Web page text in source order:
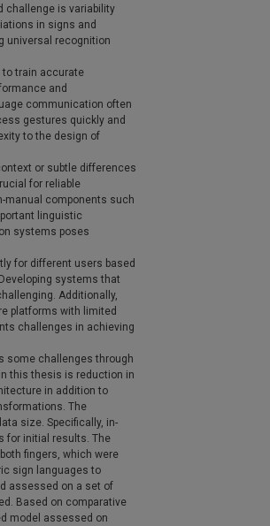
challenge is variability
in signs and
universal recognition
to train accurate
and
communication often
gestures quickly and
to the design of
or subtle differences
for reliable
manual components such
linguistic
systems poses
for different users based
systems that
Additionally,
platforms with limited
challenges in achieving
some challenges through
this thesis is reduction in
in addition to
The
size. Specifically, in-
for initial results. The
fingers, which were
sign languages to
assessed on a set of
Based on comparative
model assessed on